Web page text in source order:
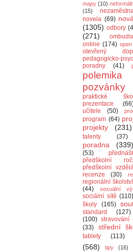
mapy (10)
(15)
novela (69)
(1305) odbory
(271)
online (174)
otevřený
pedagogicko-
poradny
(41)
polemika
pozvánky
praktické
prezentace
učitele
(50)
program (64)
projekty
(231)
talenty
(37)
poradna
(339)
(53)
předškolní
předškolní
recenze
(30)
regionální školství
(44)
sexuální
sociální sítě (110)
školy
(165)
standard (127)
(100) stravování
(33)
střední
tablety (113)
(568)
tipy (16)